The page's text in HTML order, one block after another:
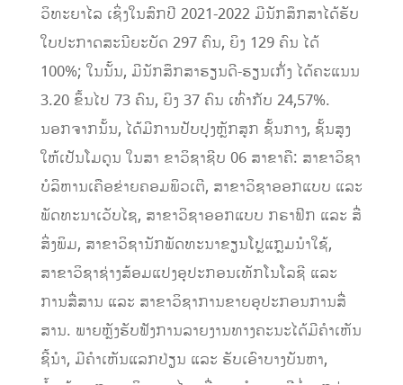
ວິທະຍາໄລ ເຊິ່ງໃນສົກປີ 2021-2022 ມີນັກສຶກສາໄດ້ຮັບ
ໃບປະກາດສະນີຍະບັດ 297 ຄົນ, ຍິງ 129 ຄົນ ໄດ້
100%; ໃນນັ້ນ, ມີນັກສຶກສາຮຽນດີ-ຮຽນເກັ່ງ ໄດ້ຄະແນນ
3.20 ຂຶ້ນໄປ 73 ຄົນ, ຍິງ 37 ຄົນ ເທົ່າກັບ 24,57%.
ນອກຈາກນັ້ນ, ໄດ້ມີການປັບປຸງຫຼັກສູກ ຊັ້ນກາງ, ຊັ້ນສູງ
ໃຫ້ເປັນໂມດູນ ໃນສາ ຂາວິຊາຊີບ 06 ສາຂາຄື: ສາຂາວິຊາ
ບໍລິຫານເຄືອຂ່າຍຄອມພິວເຕີ, ສາຂາວິຊາອອກແບບ ແລະ
ພັດທະນາເວັບໄຊ, ສາຂາວິຊາອອກແບບ ກຣາຟິກ ແລະ ສື່
ສິ່ງພິມ, ສາຂາວິຊານັກພັດທະນາຂຽນໂປຼແກຼມນຳໃຊ້,
ສາຂາວິຊາຊ່າງສ້ອມແປງອຸປະກອນເທັກໂນໂລຊີ ແລະ
ການສື່ສານ ແລະ ສາຂາວິຊາການຂາຍອຸປະກອນການສື່
ສານ. ພາຍຫຼັງຮັບຟັງການລາຍງານທາງຄະນະໄດ້ມີຄຳເຫັນ
ຊີ້ນຳ, ມີຄຳເຫັນແລກປ່ຽນ ແລະ ຮັບເອົາບາງບັນຫາ,